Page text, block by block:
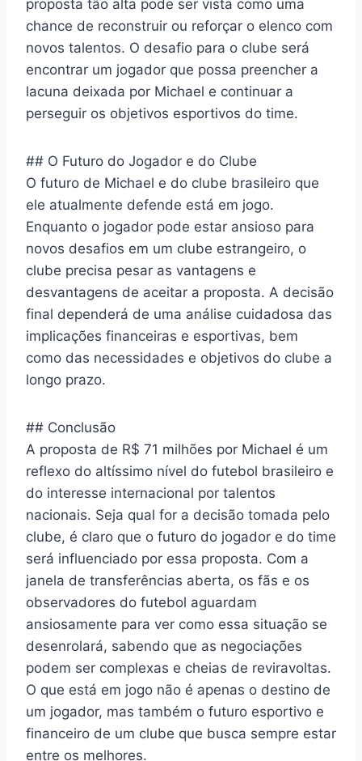
proposta tão alta pode ser vista como uma
chance de reconstruir ou reforçar o elenco com
novos talentos. O desafio para o clube será
encontrar um jogador que possa preencher a
lacuna deixada por Michael e continuar a
perseguir os objetivos esportivos do time.
## O Futuro do Jogador e do Clube
O futuro de Michael e do clube brasileiro que
ele atualmente defende está em jogo.
Enquanto o jogador pode estar ansioso para
novos desafios em um clube estrangeiro, o
clube precisa pesar as vantagens e
desvantagens de aceitar a proposta. A decisão
final dependerá de uma análise cuidadosa das
implicações financeiras e esportivas, bem
como das necessidades e objetivos do clube a
longo prazo.
## Conclusão
A proposta de R$ 71 milhões por Michael é um
reflexo do altíssimo nível do futebol brasileiro e
do interesse internacional por talentos
nacionais. Seja qual for a decisão tomada pelo
clube, é claro que o futuro do jogador e do time
será influenciado por essa proposta. Com a
janela de transferências aberta, os fãs e os
observadores do futebol aguardam
ansiosamente para ver como essa situação se
desenrolará, sabendo que as negociações
podem ser complexas e cheias de reviravoltas.
O que está em jogo não é apenas o destino de
um jogador, mas também o futuro esportivo e
financeiro de um clube que busca sempre estar
entre os melhores.